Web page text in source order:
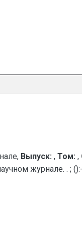
Выпуск: , Том: ,
журнале. . ;